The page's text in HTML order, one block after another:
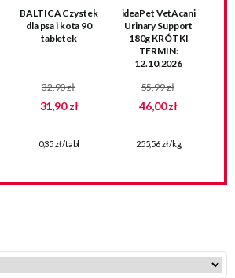
BALTICA Czystek
dla psa i kota 90
tabletek
32,90 zł
31,90 zł
0,35 zł/tabl
ideaPet VetAcani
Urinary Support
180g KRÓTKI
TERMIN:
12.10.2026
55,99 zł
46,00 zł
255,56 zł/kg